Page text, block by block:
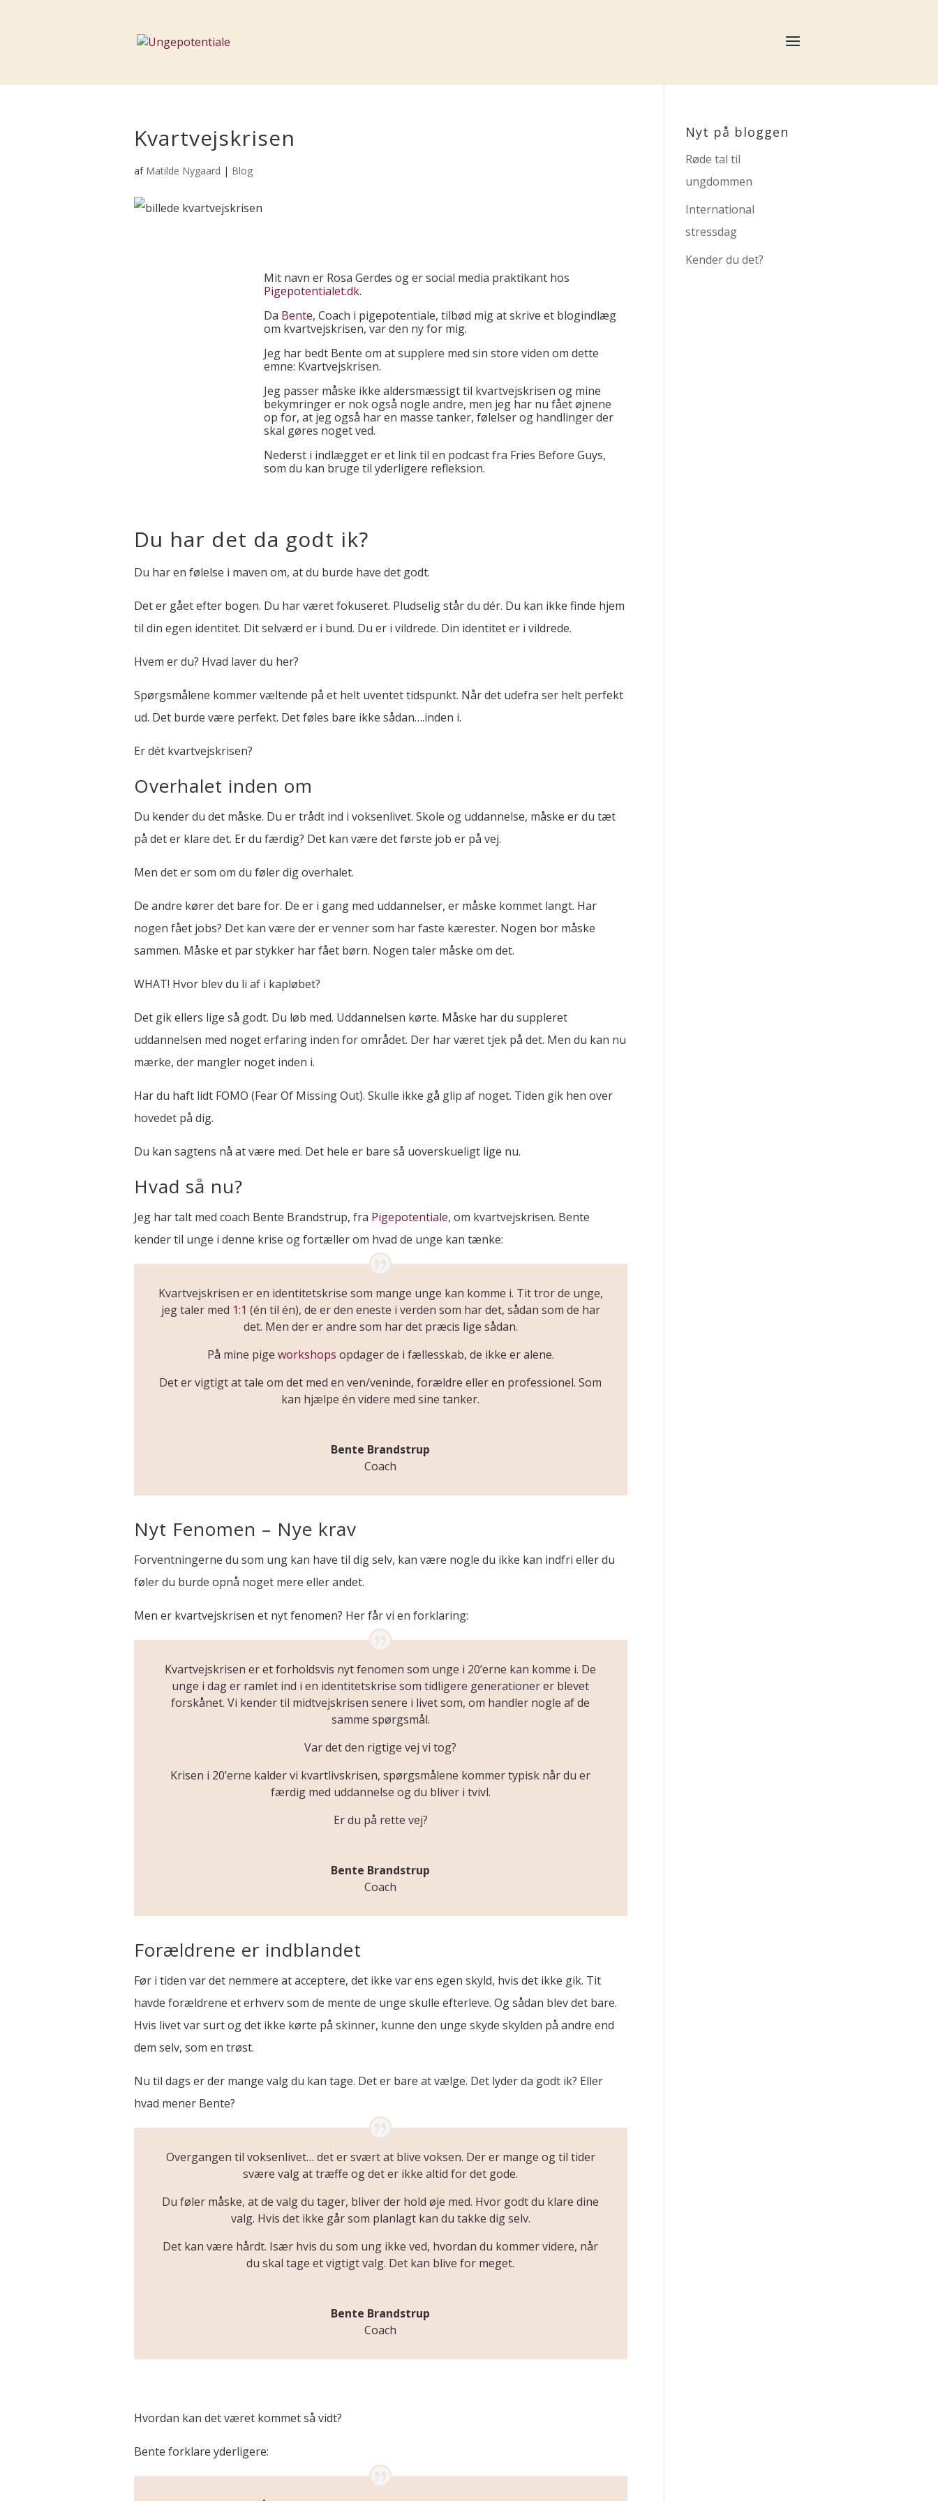
Kvartvejskrisen
af Matilde Nygaard | Blog
Mit navn er Rosa Gerdes og er social media praktikant hos
Pigepotentialet.dk.
Da Bente, Coach i pigepotentiale, tilbød mig at skrive et blogindlæg
om kvartvejskrisen, var den ny for mig.
Jeg har bedt Bente om at supplere med sin store viden om dette
emne: Kvartvejskrisen.
Jeg passer måske ikke aldersmæssigt til kvartvejskrisen og mine
bekymringer er nok også nogle andre, men jeg har nu fået øjnene
op for, at jeg også har en masse tanker, følelser og handlinger der
skal gøres noget ved.
Nederst i indlægget er et link til en podcast fra Fries Before Guys,
som du kan bruge til yderligere refleksion.
Du har det da godt ik?
Du har en følelse i maven om, at du burde have det godt.
Det er gået efter bogen. Du har været fokuseret. Pludselig står du dér. Du kan ikke finde hjem
til din egen identitet. Dit selværd er i bund. Du er i vildrede. Din identitet er i vildrede.
Hvem er du? Hvad laver du her?
Spørgsmålene kommer væltende på et helt uventet tidspunkt. Når det udefra ser helt perfekt
ud. Det burde være perfekt. Det føles bare ikke sådan….inden i.
Er dét kvartvejskrisen?
Overhalet inden om
Du kender du det måske. Du er trådt ind i voksenlivet. Skole og uddannelse, måske er du tæt
på det er klare det. Er du færdig? Det kan være det første job er på vej.
Men det er som om du føler dig overhalet.
De andre kører det bare for. De er i gang med uddannelser, er måske kommet langt. Har
nogen fået jobs? Det kan være der er venner som har faste kærester. Nogen bor måske
sammen. Måske et par stykker har fået børn. Nogen taler måske om det.
WHAT! Hvor blev du li af i kapløbet?
Det gik ellers lige så godt. Du løb med. Uddannelsen kørte. Måske har du suppleret
uddannelsen med noget erfaring inden for området. Der har været tjek på det. Men du kan nu
mærke, der mangler noget inden i.
Har du haft lidt FOMO (Fear Of Missing Out). Skulle ikke gå glip af noget. Tiden gik hen over
hovedet på dig.
Du kan sagtens nå at være med. Det hele er bare så uoverskueligt lige nu.
Hvad så nu?
Jeg har talt med coach Bente Brandstrup, fra Pigepotentiale, om kvartvejskrisen. Bente
kender til unge i denne krise og fortæller om hvad de unge kan tænke:
Kvartvejskrisen er en identitetskrise som mange unge kan komme i. Tit tror de unge,
jeg taler med 1:1 (én til én), de er den eneste i verden som har det, sådan som de har
det. Men der er andre som har det præcis lige sådan.
På mine pige workshops opdager de i fællesskab, de ikke er alene.
Det er vigtigt at tale om det med en ven/veninde, forældre eller en professionel. Som
kan hjælpe én videre med sine tanker.
Bente Brandstrup
Coach
Nyt Fenomen – Nye krav
Forventningerne du som ung kan have til dig selv, kan være nogle du ikke kan indfri eller du
føler du burde opnå noget mere eller andet.
Men er kvartvejskrisen et nyt fenomen? Her får vi en forklaring:
Kvartvejskrisen er et forholdsvis nyt fenomen som unge i 20’erne kan komme i. De
unge i dag er ramlet ind i en identitetskrise som tidligere generationer er blevet
forskånet. Vi kender til midtvejskrisen senere i livet som, om handler nogle af de
samme spørgsmål.
Var det den rigtige vej vi tog?
Krisen i 20’erne kalder vi kvartlivskrisen, spørgsmålene kommer typisk når du er
færdig med uddannelse og du bliver i tvivl.
Er du på rette vej?
Bente Brandstrup
Coach
Forældrene er indblandet
Før i tiden var det nemmere at acceptere, det ikke var ens egen skyld, hvis det ikke gik. Tit
havde forældrene et erhverv som de mente de unge skulle efterleve. Og sådan blev det bare.
Hvis livet var surt og det ikke kørte på skinner, kunne den unge skyde skylden på andre end
dem selv, som en trøst.
Nu til dags er der mange valg du kan tage. Det er bare at vælge. Det lyder da godt ik? Eller
hvad mener Bente?
Overgangen til voksenlivet… det er svært at blive voksen. Der er mange og til tider
svære valg at træffe og det er ikke altid for det gode.
Du føler måske, at de valg du tager, bliver der hold øje med. Hvor godt du klare dine
valg. Hvis det ikke går som planlagt kan du takke dig selv.
Det kan være hårdt. Især hvis du som ung ikke ved, hvordan du kommer videre, når
du skal tage et vigtigt valg. Det kan blive for meget.
Bente Brandstrup
Coach
Hvordan kan det været kommet så vidt?
Bente forklare yderligere:
Nyt på bloggen
Røde tal til
ungdommen
International
stressdag
Kender du det?